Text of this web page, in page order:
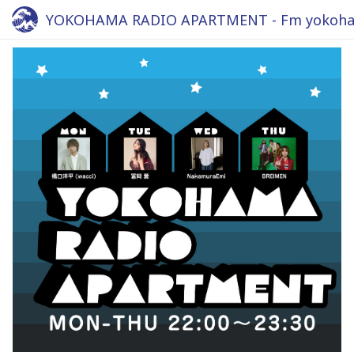
YOKOHAMA RADIO APARTMENT - Fm